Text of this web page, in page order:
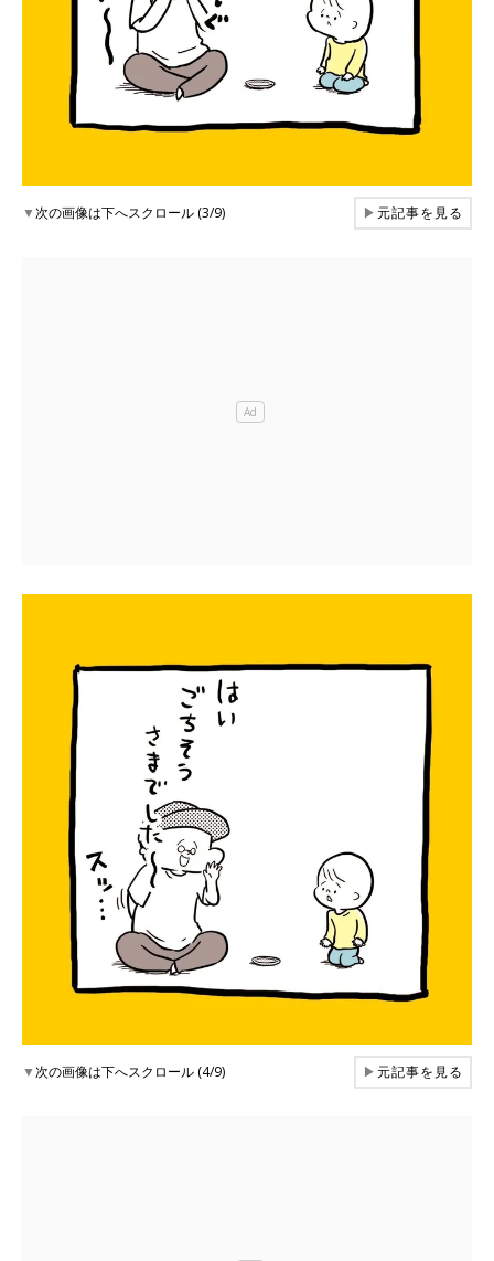
▼次の画像は下へスクロール (3/9) ▶元記事を見る
▼次の画像は下へスクロール (4/9) ▶元記事を見る